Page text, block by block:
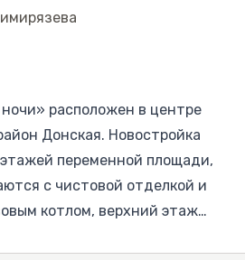
расположен в центре
Донская. Новостройка
переменной площади,
с чистовой отделкой и
котлом, верхний этаж